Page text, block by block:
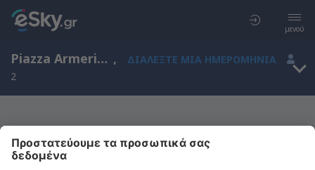
μενού
Piazza Armerina, Σικελία, Ιταλία ,
ΔΙΑΛΈΞΤΕ ΜΙΑ ΗΜΕΡΟΜΗΝΊΑ
2